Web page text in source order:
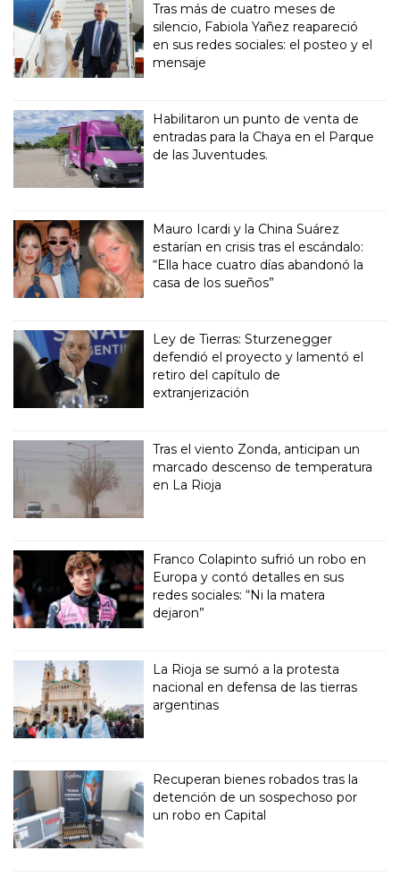
Tras más de cuatro meses de
silencio, Fabiola Yañez reapareció
en sus redes sociales: el posteo y el
mensaje
Habilitaron un punto de venta de
entradas para la Chaya en el Parque
de las Juventudes.
Mauro Icardi y la China Suárez
estarían en crisis tras el escándalo:
“Ella hace cuatro días abandonó la
casa de los sueños”
Ley de Tierras: Sturzenegger
defendió el proyecto y lamentó el
retiro del capítulo de
extranjerización
Tras el viento Zonda, anticipan un
marcado descenso de temperatura
en La Rioja
Franco Colapinto sufrió un robo en
Europa y contó detalles en sus
redes sociales: “Ni la matera
dejaron”
La Rioja se sumó a la protesta
nacional en defensa de las tierras
argentinas
Recuperan bienes robados tras la
detención de un sospechoso por
un robo en Capital